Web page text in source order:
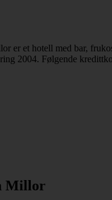
er et hotell med bar,
2004. Følgende
Millor